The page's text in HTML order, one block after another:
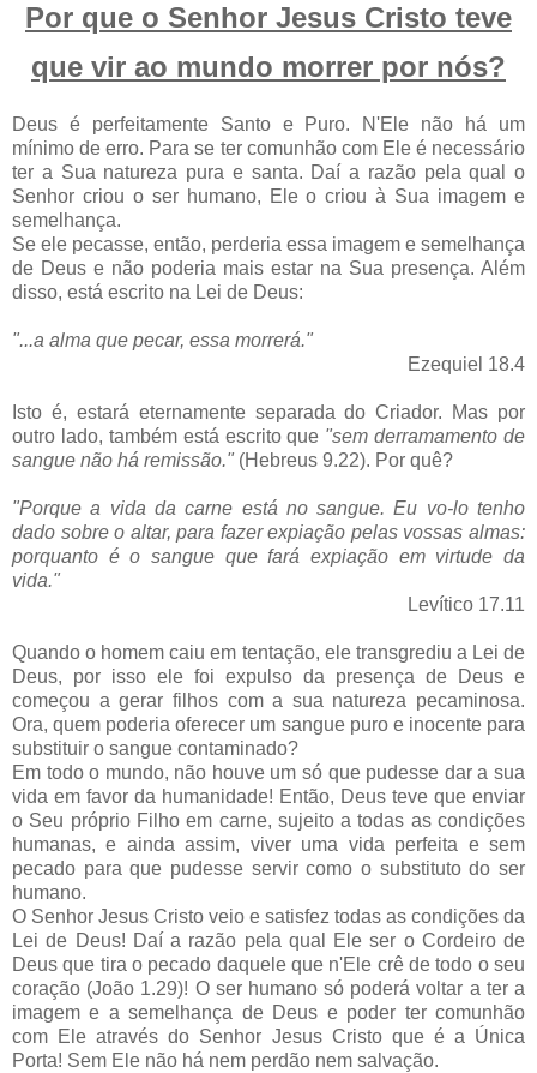
Por que o Senhor Jesus Cristo teve
que vir ao mundo morrer por nós?
Deus é perfeitamente Santo e Puro. N'Ele não há um
mínimo de erro. Para se ter comunhão com Ele é necessário
ter a Sua natureza pura e santa. Daí a razão pela qual o
Senhor criou o ser humano, Ele o criou à Sua imagem e
semelhança.
Se ele pecasse, então, perderia essa imagem e semelhança
de Deus e não poderia mais estar na Sua presença. Além
disso, está escrito na Lei de Deus:
"...a alma que pecar, essa morrerá."
Ezequiel 18.4
Isto é, estará eternamente separada do Criador. Mas por
outro lado, também está escrito que "sem derramamento de
sangue não há remissão." (Hebreus 9.22). Por quê?
"Porque a vida da carne está no sangue. Eu vo-lo tenho
dado sobre o altar, para fazer expiação pelas vossas almas:
porquanto é o sangue que fará expiação em virtude da
vida."
Levítico 17.11
Quando o homem caiu em tentação, ele transgrediu a Lei de
Deus, por isso ele foi expulso da presença de Deus e
começou a gerar filhos com a sua natureza pecaminosa.
Ora, quem poderia oferecer um sangue puro e inocente para
substituir o sangue contaminado?
Em todo o mundo, não houve um só que pudesse dar a sua
vida em favor da humanidade! Então, Deus teve que enviar
o Seu próprio Filho em carne, sujeito a todas as condições
humanas, e ainda assim, viver uma vida perfeita e sem
pecado para que pudesse servir como o substituto do ser
humano.
O Senhor Jesus Cristo veio e satisfez todas as condições da
Lei de Deus! Daí a razão pela qual Ele ser o Cordeiro de
Deus que tira o pecado daquele que n'Ele crê de todo o seu
coração (João 1.29)! O ser humano só poderá voltar a ter a
imagem e a semelhança de Deus e poder ter comunhão
com Ele através do Senhor Jesus Cristo que é a Única
Porta! Sem Ele não há nem perdão nem salvação.